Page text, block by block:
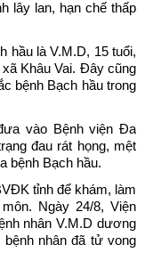
lây lan, hạn chế thấp
hầu là V.M.D, 15 tuổi,
Khâu Vai. Đây cũng
bệnh Bạch hầu trong
vào Bệnh viện Đa
đau rát họng, mệt
bệnh Bạch hầu.
tỉnh để khám, làm
Ngày 24/8, Viện
nhân V.M.D dương
nhân đã tử vong